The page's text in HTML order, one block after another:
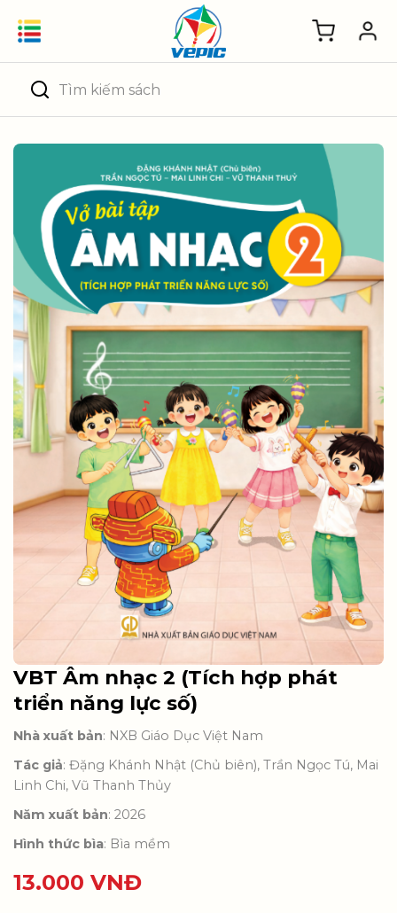
Tìm
kiếm:
VBT Âm nhạc 2 (Tích hợp phát
triển năng lực số)
Nhà xuất bản: NXB Giáo Dục Việt Nam
Tác giả: Đặng Khánh Nhật (Chủ biên), Trần Ngọc Tú, Mai
Linh Chi, Vũ Thanh Thủy
Năm xuất bản: 2026
Hình thức bìa: Bìa mềm
13.000 VNĐ